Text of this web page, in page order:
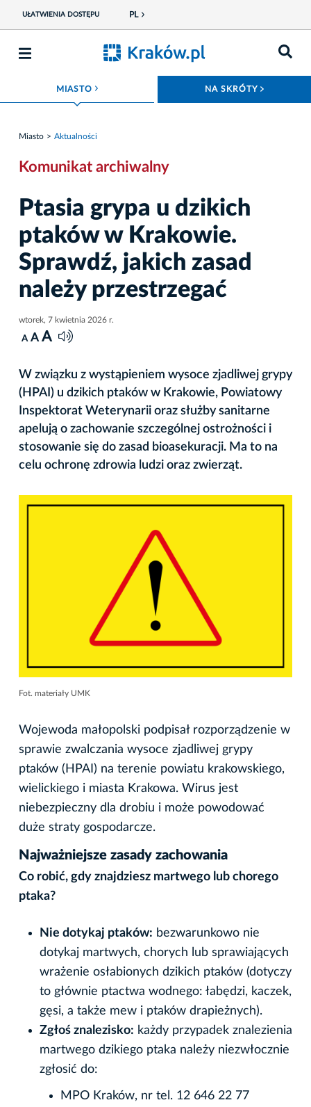
UŁATWIENIA DOSTĘPU PL
MIASTO ROZWIŃ MENU NA SKRÓTY
Miasto Aktualności
Komunikat archiwalny
Ptasia grypa u dzikich
ptaków w Krakowie.
Sprawdź, jakich zasad
należy przestrzegać
wtorek, 7 kwietnia 2026 r.
A A A
W związku z wystąpieniem wysoce zjadliwej grypy
(HPAI) u dzikich ptaków w Krakowie, Powiatowy
Inspektorat Weterynarii oraz służby sanitarne
apelują o zachowanie szczególnej ostrożności i
stosowanie się do zasad bioasekuracji. Ma to na
celu ochronę zdrowia ludzi oraz zwierząt.
Fot. materiały UMK
Wojewoda małopolski podpisał rozporządzenie w
sprawie zwalczania wysoce zjadliwej grypy
ptaków (HPAI) na terenie powiatu krakowskiego,
wielickiego i miasta Krakowa. Wirus jest
niebezpieczny dla drobiu i może powodować
duże straty gospodarcze.
Najważniejsze zasady zachowania
Co robić, gdy znajdziesz martwego lub chorego
ptaka?
Nie dotykaj ptaków: bezwarunkowo nie
dotykaj martwych, chorych lub sprawiających
wrażenie osłabionych dzikich ptaków (dotyczy
to głównie ptactwa wodnego: łabędzi, kaczek,
gęsi, a także mew i ptaków drapieżnych).
Zgłoś znalezisko: każdy przypadek znalezienia
martwego dzikiego ptaka należy niezwłocznie
zgłosić do:
MPO Kraków, nr tel. 12 646 22 77